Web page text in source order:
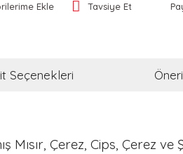
Ekle Tavsiye Et
Seçenekleri
Çerez, Cips, Çerez